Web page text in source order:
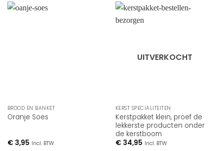
BROOD EN BANKET
Oranje Soes
€3,95 Incl. BTW
UITVERKOCHT
KERST SPECIALITEITEN
Kerstpakket klein, proef de
lekkerste producten onder
de kerstboom
€34,95 Incl. BTW